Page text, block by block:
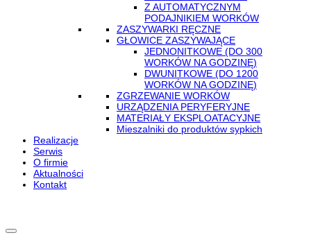
Z AUTOMATYCZNYM
PODAJNIKIEM WORKÓW
ZASZYWARKI RĘCZNE
GŁOWICE ZASZYWAJĄCE
JEDNONITKOWE (DO 300
WORKÓW NA GODZINĘ)
DWUNITKOWE (DO 1200
WORKÓW NA GODZINĘ)
ZGRZEWANIE WORKÓW
URZĄDZENIA PERYFERYJNE
MATERIAŁY EKSPLOATACYJNE
Mieszalniki do produktów sypkich
Realizacje
Serwis
O firmie
Aktualności
Kontakt